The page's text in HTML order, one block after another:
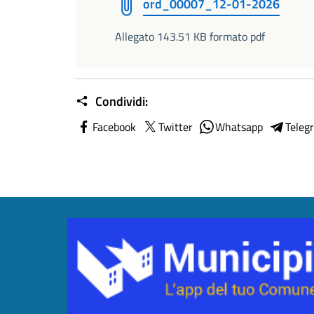
ord_00007_12-01-2026
Allegato 143.51 KB formato pdf
Condividi:
Facebook Twitter Whatsapp